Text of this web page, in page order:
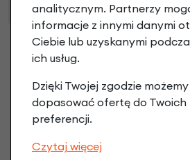
Klienci zadali
produkt
analitycznym. Partnerzy
informacje z innymi danymi
Ciebie lub uzyskanymi
ich usług.
Dzięki Twojej zgodzie
dopasować ofertę do Twoich
preferencji.
Czytaj więcej